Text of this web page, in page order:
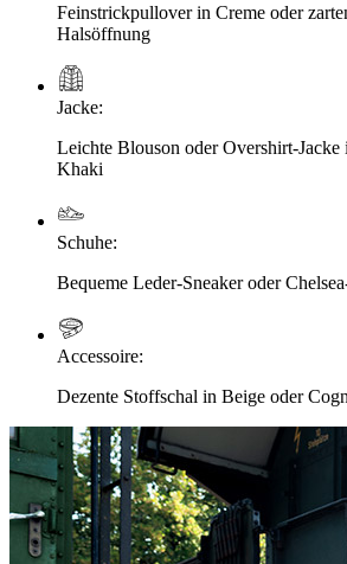
Feinstrickpullover in Creme oder
Halsöffnung
Jacke:
Leichte Blouson oder Overshirt-
Khaki
Schuhe:
Bequeme Leder-Sneaker oder
Accessoire:
Dezente Stoffschal in Beige oder